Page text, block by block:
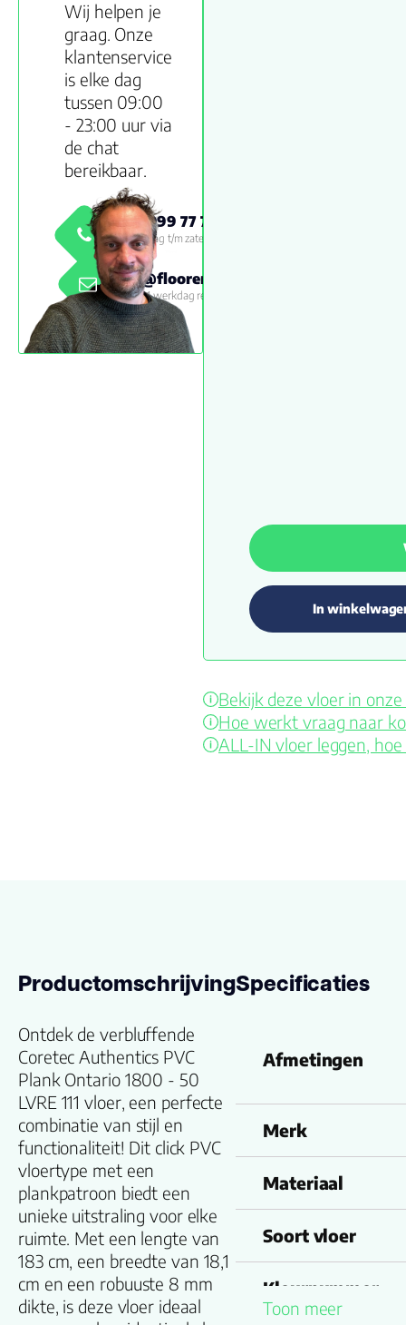
Wij helpen je
graag. Onze
klantenservice
is elke dag
tussen 09:00
- 23:00 uur via
de chat
bereikbaar.
0800 999 77 79
Maandag t/m zaterdag 09:00 -
18:00
info@floorenmore.nl
Binnen 1 werkdag reactie
In
Bekijk deze vloer in
Hoe werkt vraag naar
ALL-IN vloer leggen,
Productomschrijving
Ontdek de verbluffende
Coretec Authentics PVC
Plank Ontario 1800 - 50
LVRE 111 vloer, een perfecte
combinatie van stijl en
functionaliteit! Dit click PVC
vloertype met een
plankpatroon biedt een
unieke uitstraling voor elke
ruimte. Met een lengte van
183 cm, een breedte van 18,1
cm en een robuuste 8 mm
dikte, is deze vloer ideaal
Specificaties
Afmetingen
Merk
Materiaal
Soort vloer
Kleurnummer
Toon meer